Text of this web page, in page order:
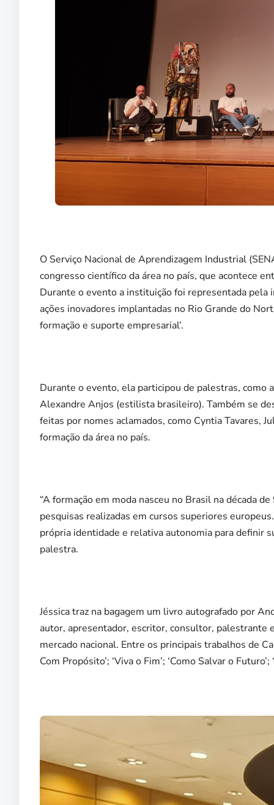
O Serviço Nacional de Aprendizagem Industrial
congresso científico da área no país, que acontece
Durante o evento a instituição foi representada pela
ações inovadores implantadas no Rio Grande do
formação e suporte empresarial’.
Durante o evento, ela participou de palestras, como
Alexandre Anjos (estilista brasileiro). Também se
feitas por nomes aclamados, como Cyntia Tavares,
formação da área no país.
“A formação em moda nasceu no Brasil na década
pesquisas realizadas em cursos superiores
própria identidade e relativa autonomia para definir
palestra.
Jéssica traz na bagagem um livro autografado por
autor, apresentador, escritor, consultor, palestrante
mercado nacional. Entre os principais trabalhos de
Com Propósito’; ‘Viva o Fim’; ‘Como Salvar o